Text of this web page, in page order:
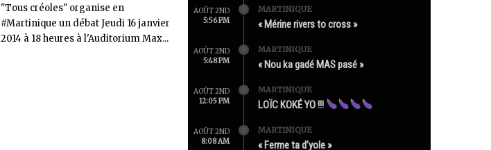
"Tous créoles" organise en
#Martinique un débat Jeudi 16 janvier
2014 à 18 heures à l'Auditorium Max...
AOÛT 2ND
5:56 PM
MARTINIQUE
« Mérine rivers to cross »
AOÛT 2ND
5:48 PM
MARTINIQUE
« Nou ka gadé MAS pasé »
AOÛT 2ND
12:05 PM
MARTINIQUE
LOÏC KOKÉ YO !!!
AOÛT 2ND
8:08 AM
MARTINIQUE
« Ferme ta d’yole »